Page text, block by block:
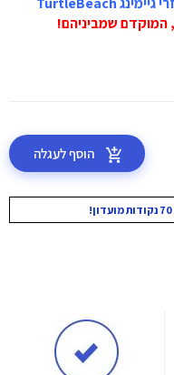
הוסף לעגלה